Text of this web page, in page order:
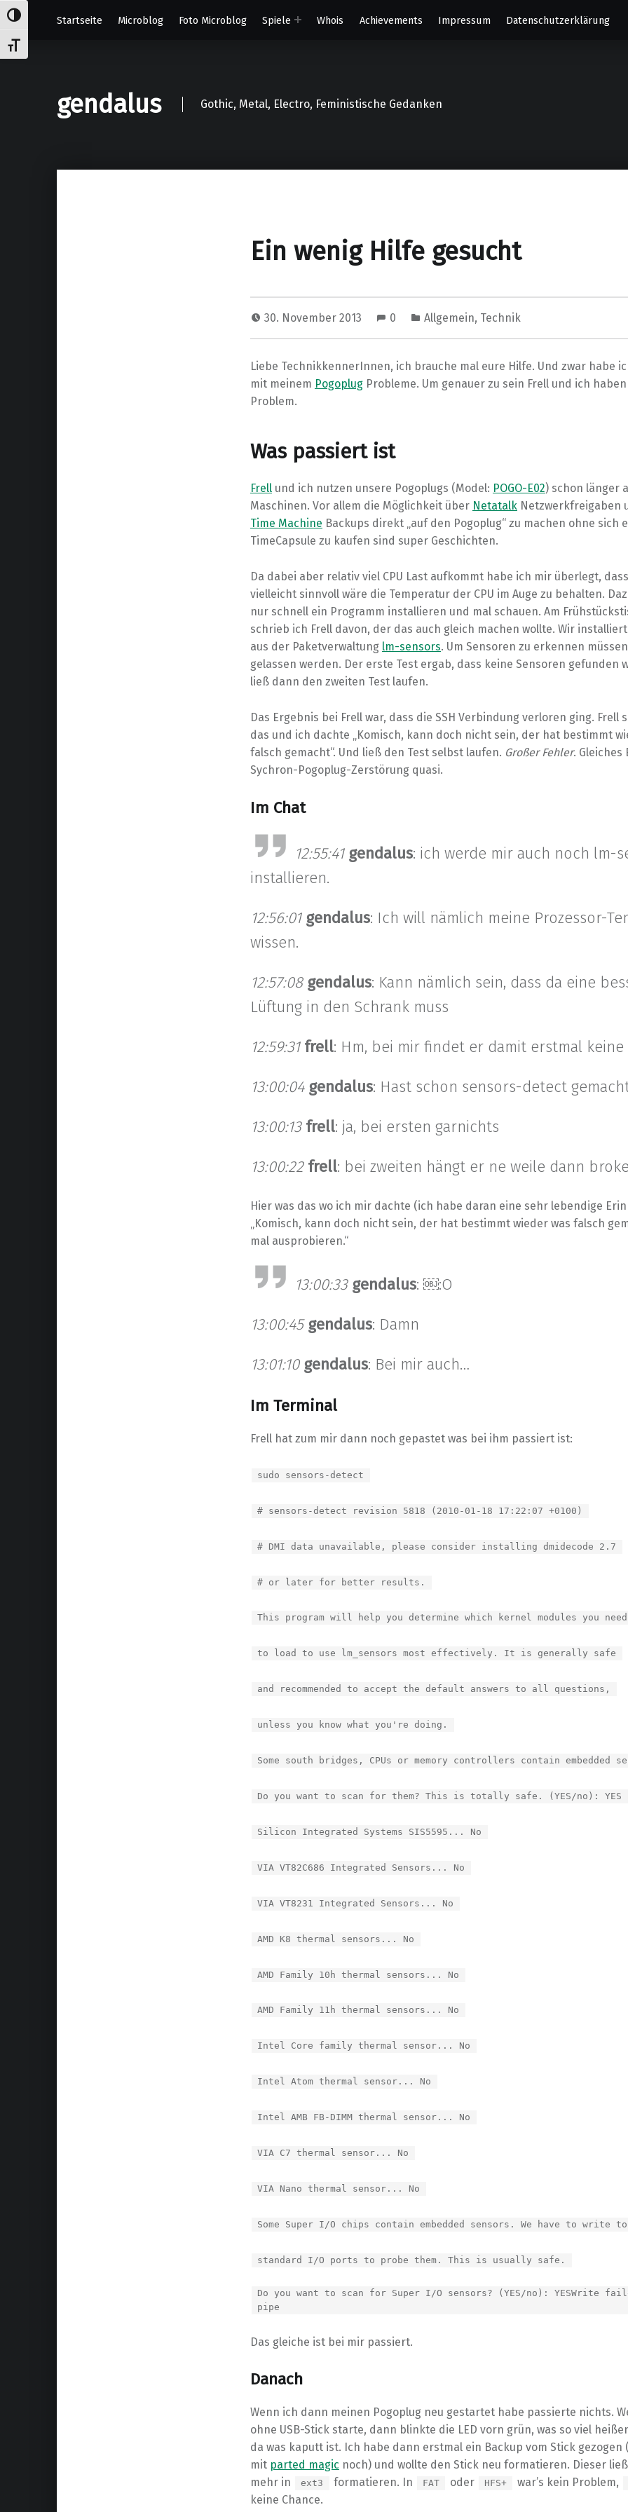
Umschalten auf hohe Kontraste
Schrift vergrößern
Startseite
Microblog Foto Microblog Spiele Whois Achievements Impressum Datenschutzerklärung
gendalus Gothic, Metal, Electro, Feministische Gedanken
Ein wenig Hilfe gesucht
30. November 2013 0 Allgemein, Technik
Liebe TechnikkennerInnen, ich brauche mal eure Hilfe. Und zwar habe
mit meinem PogoplugProbleme. Um genauer zu sein Frell und ich
Problem.
Was passiert ist
Frellund ich nutzen unsere Pogoplugs (Model: POGO-E02) schon länger
Maschinen. Vor allem die Möglichkeit über NetatalkNetzwerkfreigaben
Time Machine Backups direkt „auf den Pogoplug“ zu machen ohne sich
TimeCapsule zu kaufen sind super Geschichten.
Da dabei aber relativ viel CPU Last aufkommt habe ich mir überlegt,
vielleicht sinnvoll wäre die Temperatur der CPU im Auge zu behalten.
nur schnell ein Programm installieren und mal schauen. Am
schrieb ich Frell davon, der das auch gleich machen wollte. Wir
aus der Paketverwaltung lm-sensors. Um Sensoren zu erkennen
gelassen werden. Der erste Test ergab, dass keine Sensoren gefunden
ließ dann den zweiten Test laufen.
Das Ergebnis bei Frell war, dass die SSH Verbindung verloren ging. Frell
das und ich dachte „Komisch, kann doch nicht sein, der hat bestimmt
falsch gemacht“. Und ließ den Test selbst laufen. Großer Fehler. Gleiches
Sychron-Pogoplug-Zerstörung quasi.
Im Chat
12:55:41 gendalus: ich werde mir auch noch lm-
installieren.
12:56:01 gendalus: Ich will nämlich meine Prozessor-
wissen.
12:57:08 gendalus: Kann nämlich sein, dass da eine
Lüftung in den Schrank muss
12:59:31 frell: Hm, bei mir findet er damit erstmal keine
13:00:04 gendalus: Hast schon sensors-detect
13:00:13 frell: ja, bei ersten garnichts
13:00:22 frell: bei zweiten hängt er ne weile dann
Hier was das wo ich mir dachte (ich habe daran eine sehr lebendige
„Komisch, kann doch nicht sein, der hat bestimmt wieder was falsch
mal ausprobieren.“
13:00:33 gendalus: ￼:O
13:00:45 gendalus: Damn
13:01:10 gendalus: Bei mir auch…
Im Terminal
Frell hat zum mir dann noch gepastet was bei ihm passiert ist:
sudo sensors-detect
# sensors-detect revision 5818 (2010-01-18 17:22:07 +0100)
# DMI data unavailable, please consider installing dmidecode 2.7
# or later for better results.
This program will help you determine which kernel modules you need
to load to use lm_sensors most effectively. It is generally safe
and recommended to accept the default answers to all questions,
unless you know what you're doing.
Some south bridges, CPUs or memory controllers contain embedded
Do you want to scan for them? This is totally safe. (YES/no): YES
Silicon Integrated Systems SIS5595... No
VIA VT82C686 Integrated Sensors... No
VIA VT8231 Integrated Sensors... No
AMD K8 thermal sensors... No
AMD Family 10h thermal sensors... No
AMD Family 11h thermal sensors... No
Intel Core family thermal sensor... No
Intel Atom thermal sensor... No
Intel AMB FB-DIMM thermal sensor... No
VIA C7 thermal sensor... No
VIA Nano thermal sensor... No
Some Super I/O chips contain embedded sensors. We have to write to
standard I/O ports to probe them. This is usually safe.
Do you want to scan for Super I/O sensors? (YES/no): YESWrite
pipe
Das gleiche ist bei mir passiert.
Danach
Wenn ich dann meinen Pogoplug neu gestartet habe passierte nichts.
ohne USB-Stick starte, dann blinkte die LED vorn grün, was so viel
da was kaputt ist. Ich habe dann erstmal ein Backup vom Stick gezogen
mit parted magic noch) und wollte den Stick neu formatieren. Dieser
mehr in
ext3 formatieren. In FAT oder HFS+ war’s kein Problem,
keine Chance.